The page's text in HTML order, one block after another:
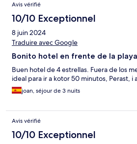
Avis vérifié
10/10 Exceptionnel
8 juin 2024
Traduire avec Google
Bonito hotel en frente de la playa
Buen hotel de 4 estrellas. Fuera de los
ideal para ir a kotor 50 minutos, Perast, i
joan, séjour de 3 nuits
Avis vérifié
10/10 Exceptionnel